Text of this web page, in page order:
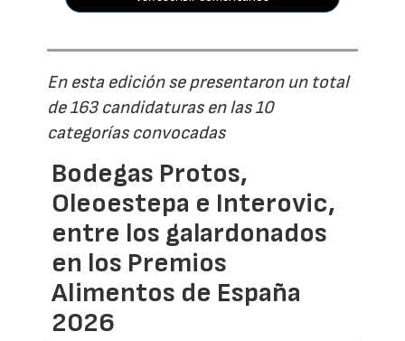
En esta edición se presentaron un total
de 163 candidaturas en las 10
categorías convocadas
Bodegas Protos,
Oleoestepa e Interovic,
entre los galardonados
en los Premios
Alimentos de España
2026